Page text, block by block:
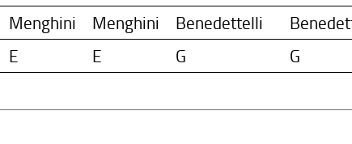
Menghini Menghini Benedettelli
E E G G